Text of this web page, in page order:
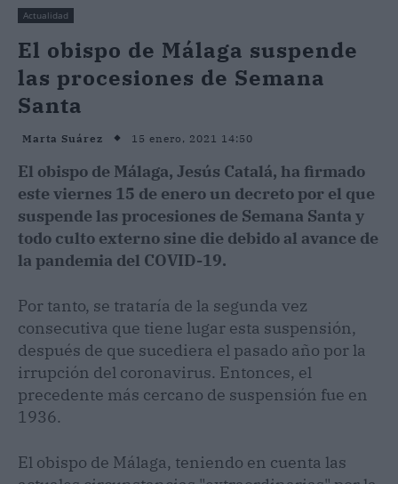
Actualidad
El obispo de Málaga suspende
las procesiones de Semana
Santa
Marta Suárez 15 enero, 2021 14:50
El obispo de Málaga, Jesús Catalá, ha firmado
este viernes 15 de enero un decreto por el que
suspende las procesiones de Semana Santa y
todo culto externo sine die debido al avance de
la pandemia del COVID-19.
Por tanto, se trataría de la segunda vez
consecutiva que tiene lugar esta suspensión,
después de que sucediera el pasado año por la
irrupción del coronavirus. Entonces, el
precedente más cercano de suspensión fue en
1936.
El obispo de Málaga, teniendo en cuenta las